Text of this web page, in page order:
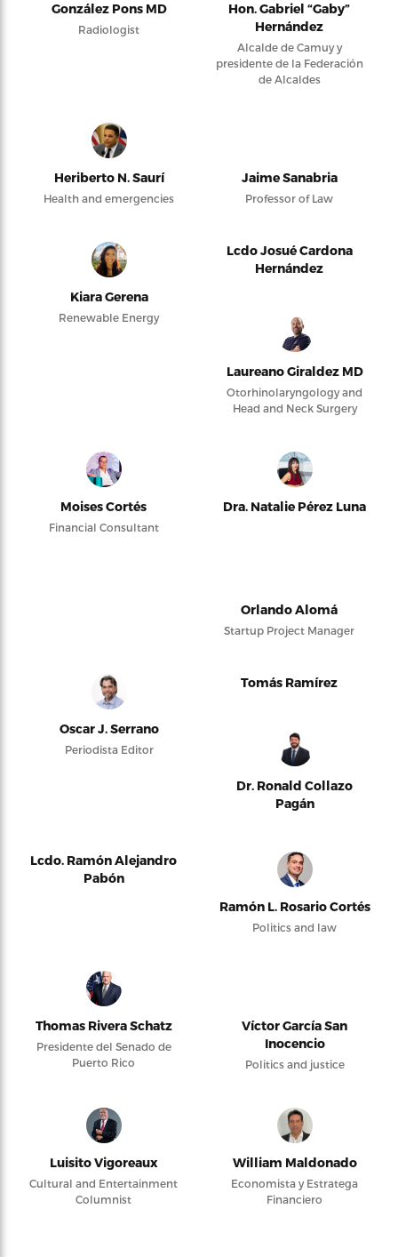
González Pons MD
Radiologist
Hon. Gabriel “Gaby”
Hernández
Alcalde de Camuy y
presidente de la Federación
de Alcaldes
Heriberto N. Saurí
Health and emergencies
Jaime Sanabria
Professor of Law
Kiara Gerena
Renewable Energy
Lcdo Josué Cardona
Hernández
Laureano Giraldez MD
Otorhinolaryngology and
Head and Neck Surgery
Moises Cortés
Financial Consultant
Dra. Natalie Pérez Luna
Orlando Alomá
Startup Project Manager
Oscar J. Serrano
Periodista Editor
Tomás Ramírez
Dr. Ronald Collazo
Pagán
Lcdo. Ramón Alejandro
Pabón
Ramón L. Rosario Cortés
Politics and law
Thomas Rivera Schatz
Presidente del Senado de
Puerto Rico
Víctor García San
Inocencio
Politics and justice
Luisito Vigoreaux
Cultural and Entertainment
Columnist
William Maldonado
Economista y Estratega
Financiero